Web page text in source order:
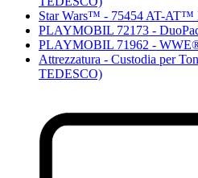
Star Wars™ - 75454 AT-AT™
PLAYMOBIL 72173 -
PLAYMOBIL 71962 -
Attrezzatura - Custodia per
TEDESCO)